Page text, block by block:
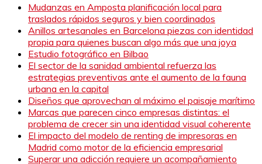
Mudanzas en Amposta planificación local para
traslados rápidos seguros y bien coordinados
Anillos artesanales en Barcelona piezas con identidad
propia para quienes buscan algo más que una joya
Estudio fotográfico en Bilbao
El sector de la sanidad ambiental refuerza las
estrategias preventivas ante el aumento de la fauna
urbana en la capital
Diseños que aprovechan al máximo el paisaje marítimo
Marcas que parecen cinco empresas distintas: el
problema de crecer sin una identidad visual coherente
El impacto del modelo de renting de impresoras en
Madrid como motor de la eficiencia empresarial
Superar una adicción requiere un acompañamiento